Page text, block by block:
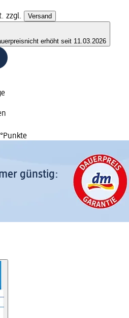
zzgl. Versand
nicht erhöht seit 11.03.2026
°Punkte
günstig: